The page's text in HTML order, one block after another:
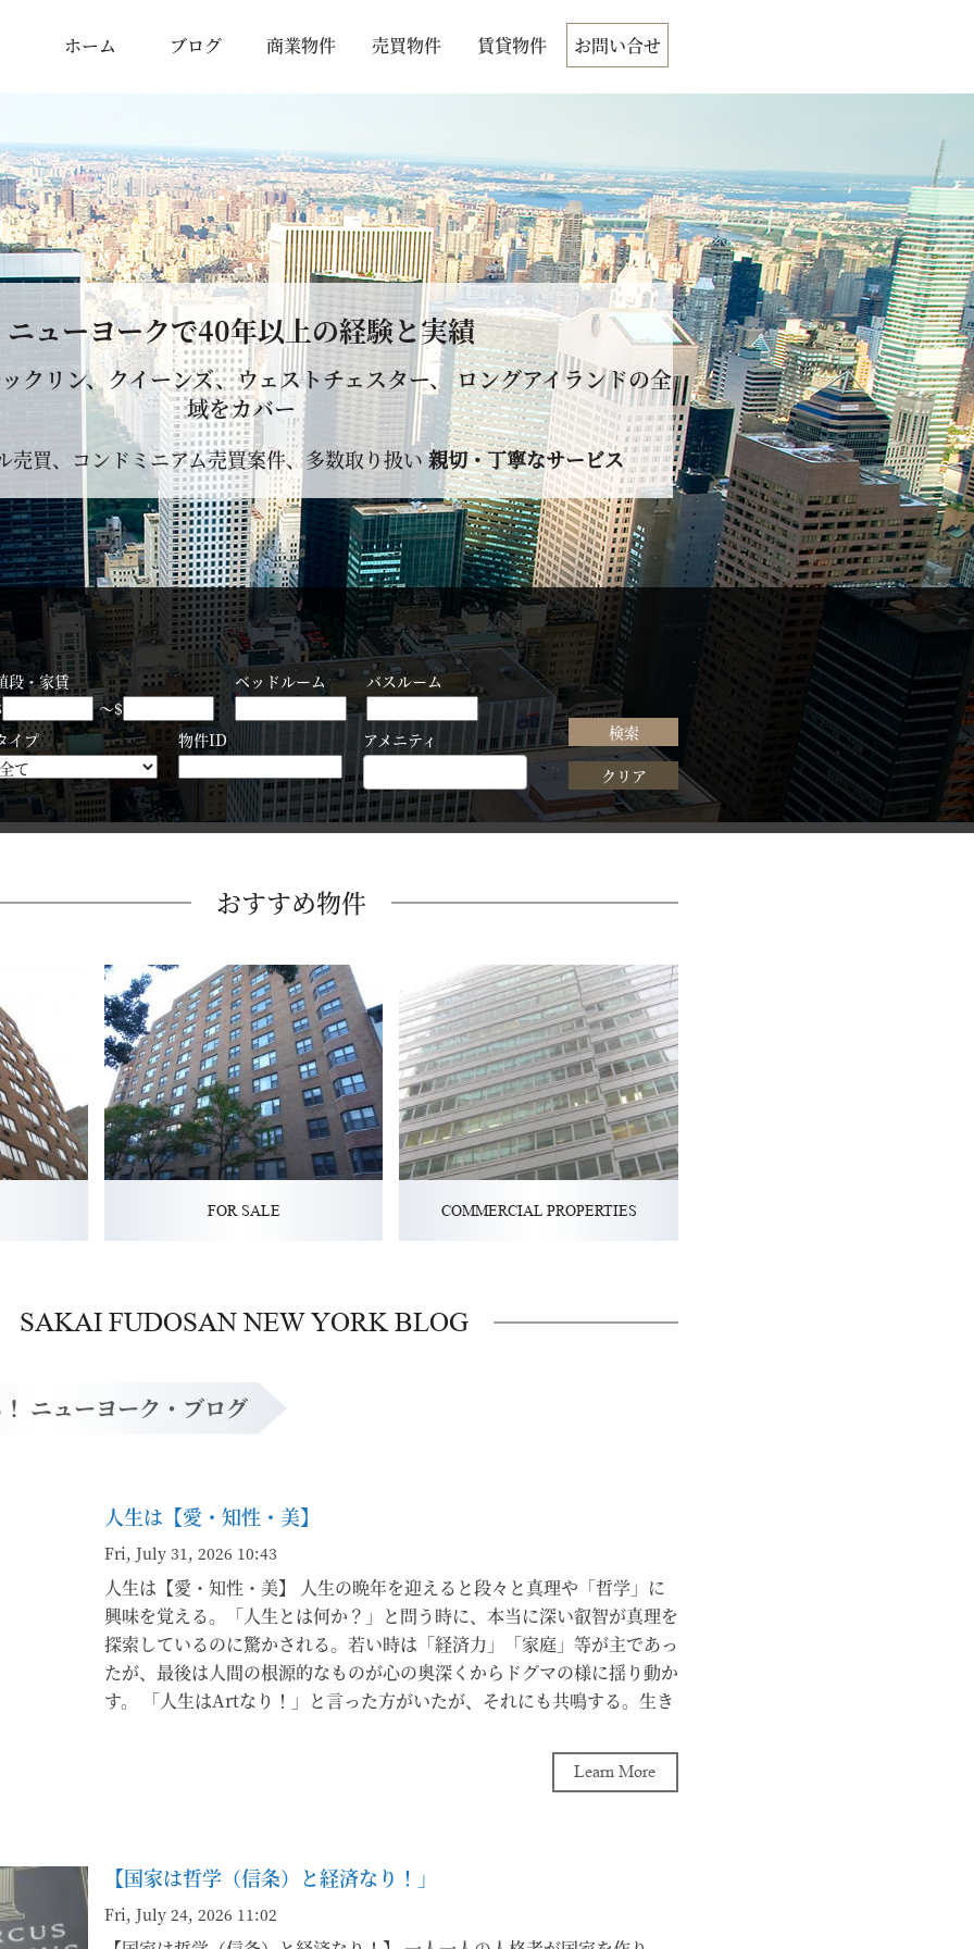
ホーム ブログ 商業物件 売買物件 賃貸物件 お問い合せ
ニューヨークで40年以上の経験と実績
クリン、クイーンズ、ウェストチェスター、 ロングアイランドの全
域をカバー
売買、コンドミニアム売買案件、多数取り扱い親切・丁寧なサービス
段・家賃
～$
ベッドルーム バスルーム
イプ 物件ID アメニティ
おすすめ物件
FOR SALE COMMERCIAL PROPERTIES
SAKAI FUDOSAN NEW YORK BLOG
ニューヨーク・ブログ
人生は【愛・知性・美】
Fri, July 31, 2026 10:43
人生は【愛・知性・美】 人生の晩年を迎えると段々と真理や「哲学」に
興味を覚える。「人生とは何か？」と問う時に、本当に深い叡智が真理を
探索しているのに驚かされる。若い時は「経済力」「家庭」等が主であっ
たが、最後は人間の根源的なものが心の奥深くからドグマの様に揺り動か
す。 「人生はArtなり！」と言った方がいたが、それにも共鳴する。生き
毎日同じような事をしていても、目的と意識する事で、毎日の「積み重
ね」が「複利」を産んでいく。 健康維持の為に「歩く」という事も1か
とした瞬間に日頃から考えていた事と結びつく。これらは日頃から「考え
Visionを持てば、必ず想った通りになるであろう。野球選手の大谷翔平
Learn More
【国家は哲学（信条）と経済なり！」
Fri, July 24, 2026 11:02